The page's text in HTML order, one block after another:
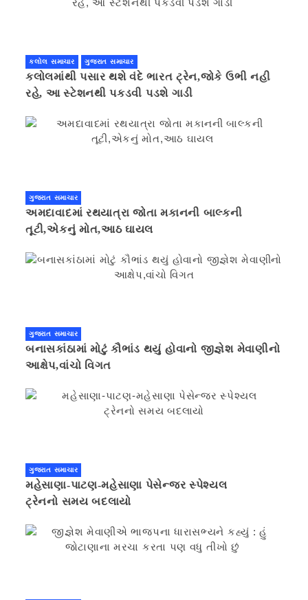
કલોલ સમાચાર ગુજરાત સમાચાર
કલોલમાંથી પસાર થશે વંદે ભારત ટ્રેન,જોકે ઉભી નહી
રહે, આ સ્ટેશનથી પકડવી પડશે ગાડી
ગુજરાત સમાચાર
અમદાવાદમાં રથયાત્રા જોતા મકાનની બાલ્કની
તૂટી,એકનું મોત,આઠ ઘાયલ
ગુજરાત સમાચાર
બનાસકાંઠામાં મોટું કૌભાંડ થયું હોવાનો જીજ્ઞેશ મેવાણીનો
આક્ષેપ,વાંચો વિગત
ગુજરાત સમાચાર
મહેસાણા-પાટણ-મહેસાણા પેસેન્જર સ્પેશ્યલ
ટ્રેનનો સમય બદલાયો